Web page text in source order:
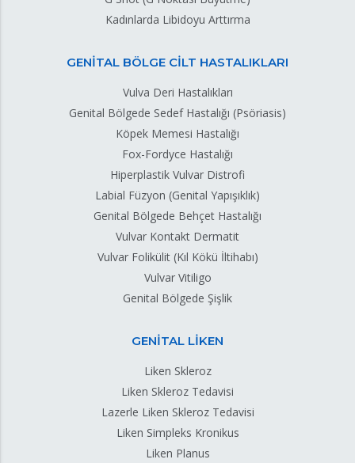
Kadınlarda Libidoyu Arttırma
GENİTAL BÖLGE CİLT HASTALIKLARI
Vulva Deri Hastalıkları
Genital Bölgede Sedef Hastalığı (Psöriasis)
Köpek Memesi Hastalığı
Fox-Fordyce Hastalığı
Hiperplastik Vulvar Distrofi
Labial Füzyon (Genital Yapışıklık)
Genital Bölgede Behçet Hastalığı
Vulvar Kontakt Dermatit
Vulvar Folikülit (Kıl Kökü İltihabı)
Vulvar Vitiligo
Genital Bölgede Şişlik
GENİTAL LİKEN
Liken Skleroz
Liken Skleroz Tedavisi
Lazerle Liken Skleroz Tedavisi
Liken Simpleks Kronikus
Liken Planus